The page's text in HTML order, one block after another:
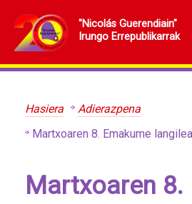
"Nicolás Guerendiain"
Irungo Errepublikarrak
Hasiera
Adierazpena
Martxoaren 8. Emakume
Martxoaren 8.